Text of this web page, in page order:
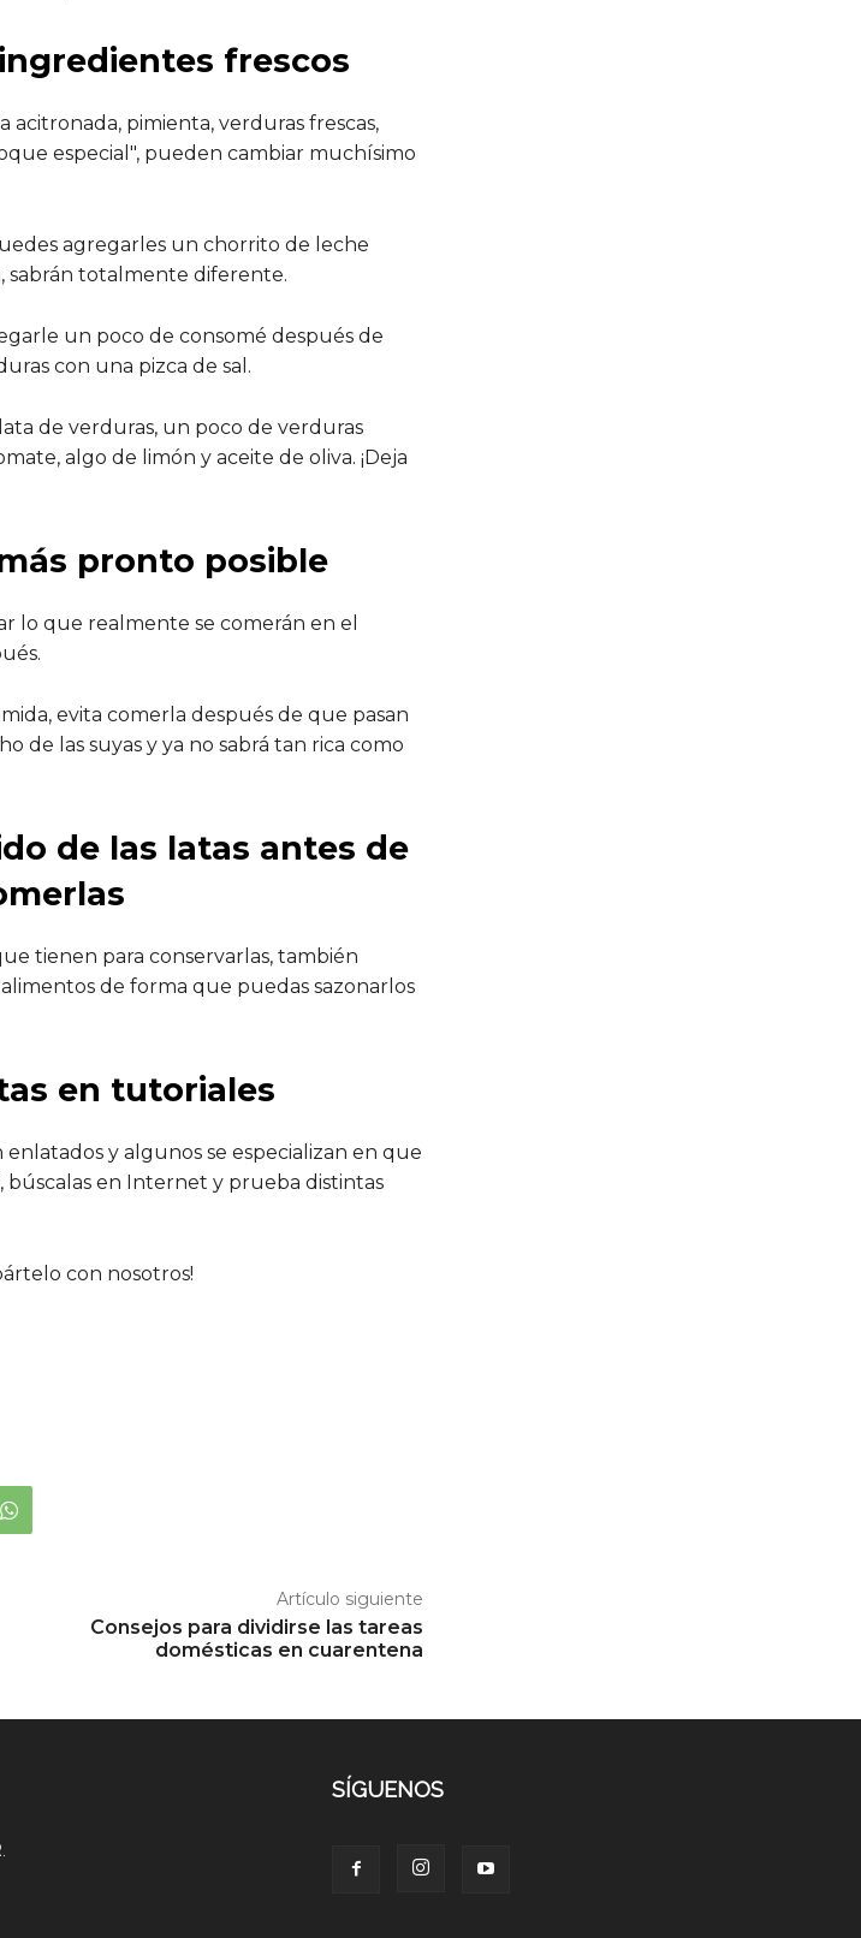
frescos
pimienta, verduras frescas,
especial", pueden cambiar muchísimo
agregarles un chorrito de leche
sabrán totalmente diferente.
un poco de consomé después de
con una pizca de sal.
de verduras, un poco de verduras
algo de limón y aceite de oliva. ¡Deja
pronto posible
lo que realmente se comerán en el
evita comerla después de que pasan
de las suyas y ya no sabrá tan rica como
de las latas antes de
tienen para conservarlas, también
de forma que puedas sazonarlos
en tutoriales
y algunos se especializan en que
búscalas en Internet y prueba distintas
con nosotros!
Artículo siguiente
Consejos para dividirse las tareas
domésticas en cuarentena
SÍGUENOS